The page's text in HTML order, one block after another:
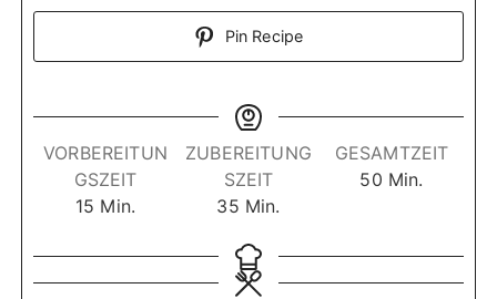
Pin Recipe
VORBEREITUN
GSZEIT
15 M
n
u
Min.
ZUBEREITUNG
SZEIT
35M
n
u
Min.
GESAMTZEIT
50M
u
t
Min.